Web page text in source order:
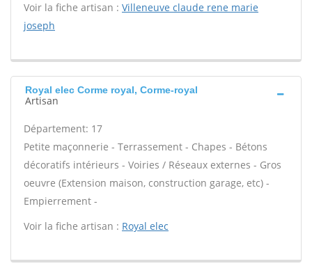
Voir la fiche artisan : Villeneuve claude rene marie
joseph
Royal elec Corme royal, Corme-royal
Artisan
Département: 17
Petite maçonnerie - Terrassement - Chapes - Bétons
décoratifs intérieurs - Voiries / Réseaux externes - Gros
oeuvre (Extension maison, construction garage, etc) -
Empierrement -
Voir la fiche artisan : Royal elec